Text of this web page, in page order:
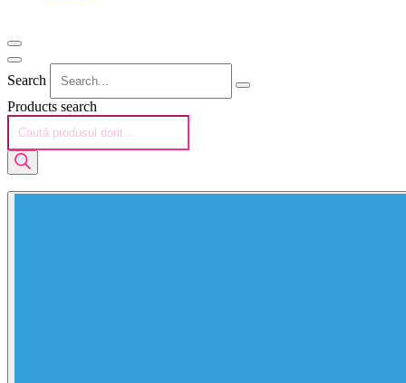
Search
Products search